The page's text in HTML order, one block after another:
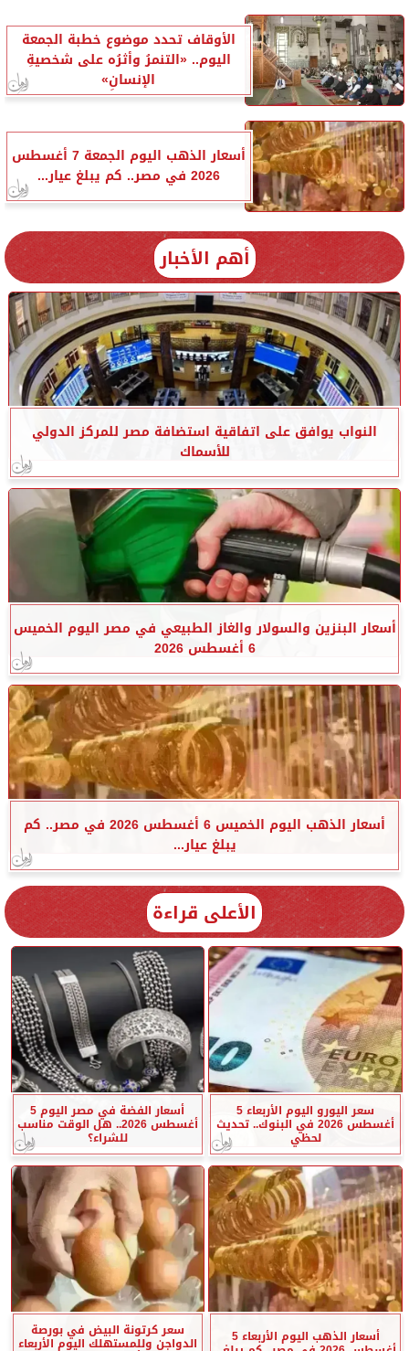
الأوقاف تحدد موضوع خطبة الجمعة
اليوم.. «التنمرُ وأثرُه على شخصيةِ
الإنسانِ»
أسعار الذهب اليوم الجمعة 7 أغسطس
2026 في مصر.. كم يبلغ عيار...
أهم الأخبار
النواب يوافق على اتفاقية استضافة مصر للمركز الدولي
للأسماك
أسعار البنزين والسولار والغاز الطبيعي في مصر اليوم الخميس
6 أغسطس 2026
أسعار الذهب اليوم الخميس 6 أغسطس 2026 في مصر.. كم
يبلغ عيار...
الأعلى قراءة
سعر اليورو اليوم الأربعاء 5
أغسطس 2026 في البنوك.. تحديث
لحظي
أسعار الفضة في مصر اليوم 5
أغسطس 2026.. هل الوقت مناسب
للشراء؟
أسعار الذهب اليوم الأربعاء 5 سعر كرتونة البيض في بورصة
الدواجن وللمستهلك اليوم الأربعاء